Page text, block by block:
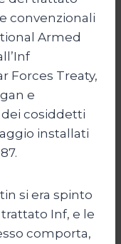
convenzionali
Armed
Forces Treaty,
e
dei cosiddetti
installati
si era spinto
Inf, e le
comporta,